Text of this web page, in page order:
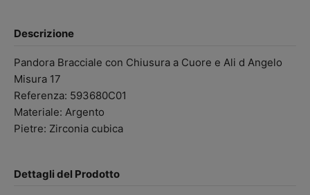
Descrizione
Pandora Bracciale con Chiusura a Cuore e Ali d Angelo
Misura 17
Referenza: 593680C01
Materiale: Argento
Pietre: Zirconia cubica
Dettagli del Prodotto